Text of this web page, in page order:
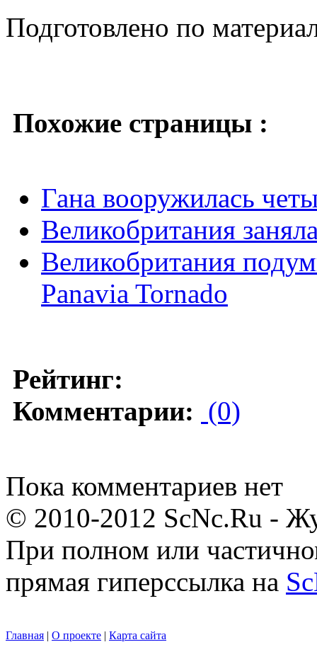
Подготовлено по
Похожие страницы :
Гана вооружилась
Великобритания
Великобритания
Panavia Tornado
Рейтинг:
Комментарии: (0)
Пока комментариев нет
© 2010-2012 ScNc.Ru -
При полном или
прямая гиперссылка на
Главная | О проекте | Карта сайта